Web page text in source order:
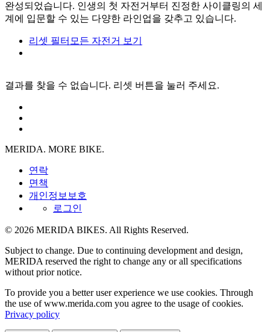
완성되었습니다. 인생의 첫 자전거부터 진정한 사이클링의 세
계에 입문할 수 있는 다양한 라인업을 갖추고 있습니다.
리셋 필터 모든 자전거 보기
결과를 찾을 수 없습니다. 리셋 버튼을 눌러 주세요.
MERIDA. MORE BIKE.
연락
면책
개인정보보호
로그인
© 2026 MERIDA BIKES. All Rights Reserved.
Subject to change. Due to continuing development and design,
MERIDA reserved the right to change any or all specifications
without prior notice.
To provide you a better user experience we use cookies. Through
the use of www.merida.com you agree to the usage of cookies.
Privacy policy